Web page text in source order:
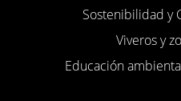
Sostenibilidad y
Viveros y
Educación